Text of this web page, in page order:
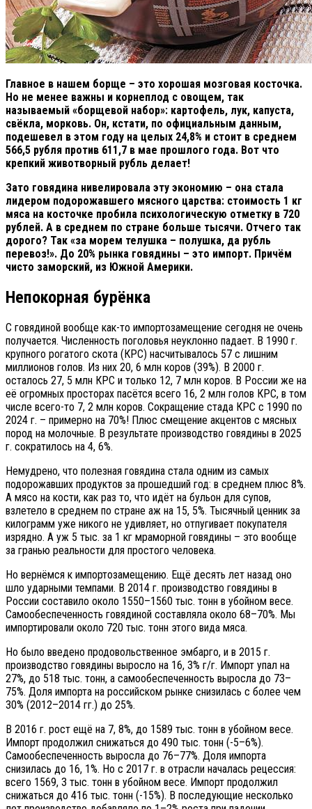
Главное в нашем борще – это хорошая мозговая косточка.
Но не менее важны и корнеплод с овощем, так
называемый «борщевой набор»: картофель, лук, капуста,
свёкла, морковь. Он, кстати, по официальным данным,
подешевел в этом году на целых 24,8% и стоит в среднем
566,5 рубля против 611,7 в мае прошлого года. Вот что
крепкий животворный рубль делает!
Зато говядина нивелировала эту экономию – она стала
лидером подорожавшего мясного царства: стоимость 1 кг
мяса на косточке пробила психологическую отметку в 720
рублей. А в среднем по стране больше тысячи. Отчего так
дорого? Так «за морем телушка – полушка, да рубль
перевоз!». До 20% рынка говядины – это импорт. Причём
чисто заморский, из Южной Америки.
Непокорная бурёнка
С говядиной вообще как-то импортозамещение сегодня не очень
получается. Численность поголовья неуклонно падает. В 1990 г.
крупного рогатого скота (КРС) насчитывалось 57 с лишним
миллионов голов. Из них 20, 6 млн коров (39%). В 2000 г.
осталось 27, 5 млн КРС и только 12, 7 млн коров. В России же на
её огромных просторах пасётся всего 16, 2 млн голов КРС, в том
числе всего-то 7, 2 млн коров. Сокращение стада КРС с 1990 по
2024 г. – примерно на 70%! Плюс смещение акцентов с мясных
пород на молочные. В результате производство говядины в 2025
г. сократилось на 4, 6%.
Немудрено, что полезная говядина стала одним из самых
подорожавших продуктов за прошедший год: в среднем плюс 8%.
А мясо на кости, как раз то, что идёт на бульон для супов,
взлетело в среднем по стране аж на 15, 5%. Тысячный ценник за
килограмм уже никого не удивляет, но отпугивает покупателя
изрядно. А уж 5 тыс. за 1 кг мраморной говядины – это вообще
за гранью реальности для простого человека.
Но вернёмся к импортозамещению. Ещё десять лет назад оно
шло ударными темпами. В 2014 г. производство говядины в
России составило около 1550–1560 тыс. тонн в убойном весе.
Самообеспеченность говядиной составляла около 68–70%. Мы
импортировали около 720 тыс. тонн этого вида мяса.
Но было введено продовольственное эмбарго, и в 2015 г.
производство говядины выросло на 16, 3% г/г. Импорт упал на
27%, до 518 тыс. тонн, а самообеспеченность выросла до 73–
75%. Доля импорта на российском рынке снизилась с более чем
30% (2012–2014 гг.) до 25%.
В 2016 г. рост ещё на 7, 8%, до 1589 тыс. тонн в убойном весе.
Импорт продолжил снижаться до 490 тыс. тонн (-5–6%).
Самообеспеченность выросла до 76–77%. Доля импорта
снизилась до 16, 1%. Но с 2017 г. в отрасли началась рецессия:
всего 1569, 3 тыс. тонн в убойном весе. Импорт продолжил
снижаться до 416 тыс. тонн (-15%). В последующие несколько